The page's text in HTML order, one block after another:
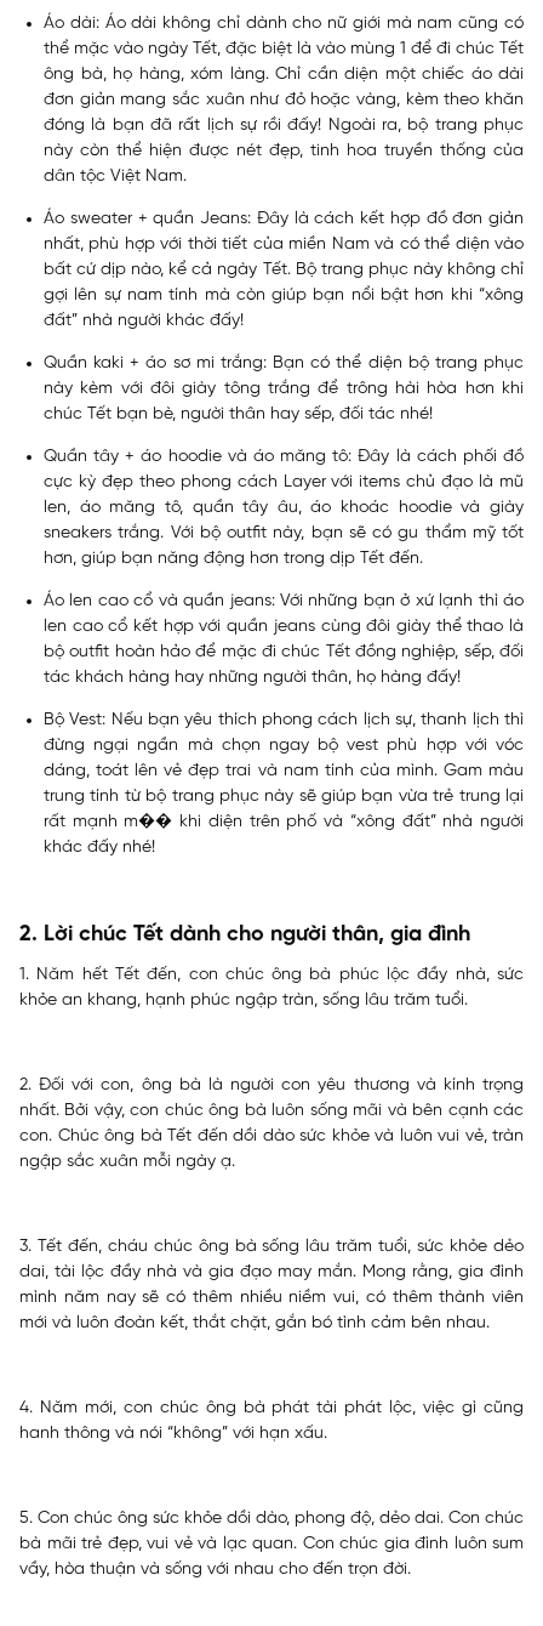
Áo dài: Áo dài không chỉ dành cho nữ giới mà nam cũng có
thể mặc vào ngày Tết, đặc biệt là vào mùng 1 để đi chúc Tết
ông bà, họ hàng, xóm làng. Chỉ cần diện một chiếc áo dài
đơn giản mang sắc xuân như đỏ hoặc vàng, kèm theo khăn
đóng là bạn đã rất lịch sự rồi đấy! Ngoài ra, bộ trang phục
này còn thể hiện được nét đẹp, tinh hoa truyền thống của
dân tộc Việt Nam.
Áo sweater + quần Jeans: Đây là cách kết hợp đồ đơn giản
nhất, phù hợp với thời tiết của miền Nam và có thể diện vào
bất cứ dịp nào, kể cả ngày Tết. Bộ trang phục này không chỉ
gợi lên sự nam tính mà còn giúp bạn nổi bật hơn khi “xông
đất” nhà người khác đấy!
Quần kaki + áo sơ mi trắng: Bạn có thể diện bộ trang phục
này kèm với đôi giày tông trắng để trông hài hòa hơn khi
chúc Tết bạn bè, người thân hay sếp, đối tác nhé!
Quần tây + áo hoodie và áo măng tô:Đây là cách phối đồ
cực kỳ đẹp theo phong cách Layer với items chủ đạo là mũ
len, áo măng tô, quần tây âu, áo khoác hoodie và giày
sneakers trắng. Với bộ outfit này, bạn sẽ có gu thẩm mỹ tốt
hơn, giúp bạn năng động hơn trong dịp Tết đến.
Áo len cao cổ và quần jeans: Với những bạn ở xứ lạnh thì áo
len cao cổ kết hợp với quần jeans cùng đôi giày thể thao là
bộ outfit hoàn hảo để mặc đi chúc Tết đồng nghiệp, sếp, đối
tác khách hàng hay những người thân, họ hàng đấy!
Bộ Vest: Nếu bạn yêu thích phong cách lịch sự, thanh lịch thì
đừng ngại ngần mà chọn ngay bộ vest phù hợp với vóc
dáng, toát lên vẻ đẹp trai và nam tính của mình. Gam màu
trung tính từ bộ trang phục này sẽ giúp bạn vừa trẻ trung lại
rất mạnh m�� khi diện trên phố và “xông đất” nhà người
khác đấy nhé!
2. Lời chúc Tết dành cho người thân, gia đình
1. Năm hết Tết đến, con chúc ông bà phúc lộc đầy nhà, sức
khỏe an khang, hạnh phúc ngập tràn, sống lâu trăm tuổi.
2. Đối với con, ông bà là người con yêu thương và kính trọng
nhất. Bởi vậy, con chúc ông bà luôn sống mãi và bên cạnh các
con. Chúc ông bà Tết đến dồi dào sức khỏe và luôn vui vẻ, tràn
ngập sắc xuân mỗi ngày ạ.
3. Tết đến, cháu chúc ông bà sống lâu trăm tuổi, sức khỏe dẻo
dai, tài lộc đầy nhà và gia đạo may mắn. Mong rằng, gia đình
mình năm nay sẽ có thêm nhiều niềm vui, có thêm thành viên
mới và luôn đoàn kết, thắt chặt, gắn bó tình cảm bên nhau.
4. Năm mới, con chúc ông bà phát tài phát lộc, việc gì cũng
hanh thông và nói “không” với hạn xấu.
5. Con chúc ông sức khỏe dồi dào, phong độ, dẻo dai. Con chúc
bà mãi trẻ đẹp, vui vẻ và lạc quan. Con chúc gia đình luôn sum
vầy, hòa thuận và sống với nhau cho đến trọn đời.